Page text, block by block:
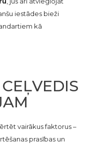
iestādes bieži
kā
vairākus faktorus –
prasības un